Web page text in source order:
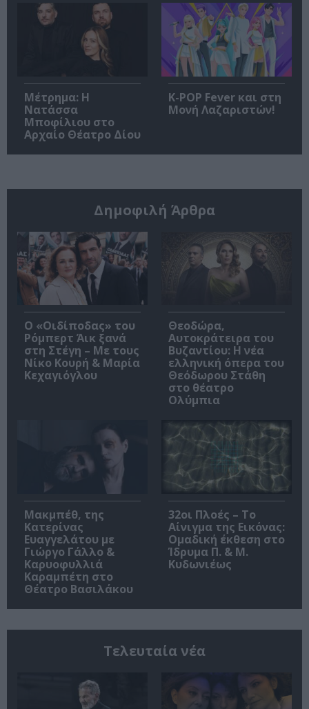
Μέτρημα: Η
Νατάσσα
Μποφίλιου στο
Αρχαίο Θέατρο Δίου
K-POP Fever και στη
Μονή Λαζαριστών!
Δημοφιλή Άρθρα
O «Οιδίποδας» του
Ρόμπερτ Άικ ξανά
στη Στέγη – Με τους
Νίκο Κουρή & Μαρία
Κεχαγιόγλου
Θεοδώρα,
Αυτοκράτειρα του
Βυζαντίου: Η νέα
ελληνική όπερα του
Θεόδωρου Στάθη
στο θέατρο
Ολύμπια
Μακμπέθ, της
Κατερίνας
Ευαγγελάτου με
Γιώργο Γάλλο &
Καρυοφυλλιά
Καραμπέτη στο
Θέατρο Βασιλάκου
32οι Πλοές – Το
Αίνιγμα της Εικόνας:
Ομαδική έκθεση στο
Ίδρυμα Π. & Μ.
Κυδωνιέως
Τελευταία νέα